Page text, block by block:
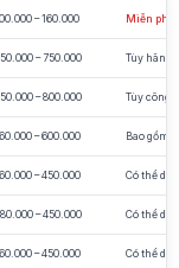
– 160.000 Miễn phí
– 750.000 Tùy hãng,
– 800.000 Tùy công
– 600.000 Bao gồm
– 450.000 Có thể do
– 450.000 Có thể do
– 450.000 Có thể do